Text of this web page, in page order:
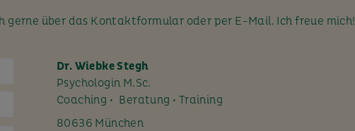
gerne über das Kontaktformular oder per E-Mail. Ich freue mich!
Dr. Wiebke Stegh
Psychologin M.Sc.
Coaching • Beratung • Training
80636 München